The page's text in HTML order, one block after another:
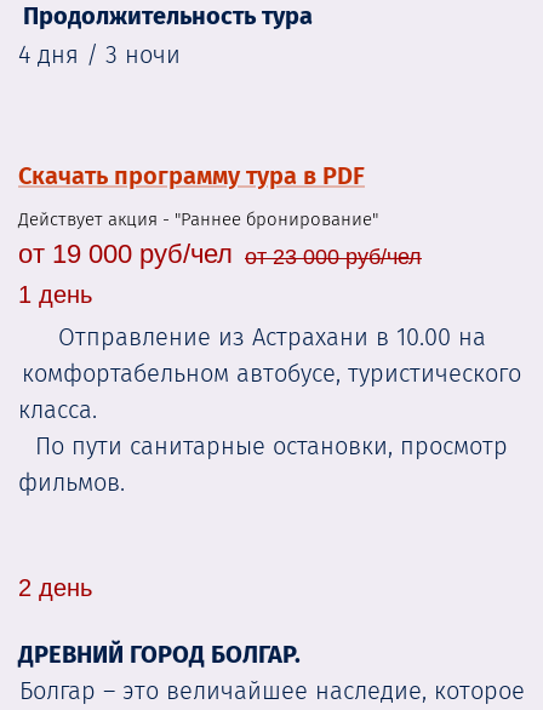
Продолжительность тура
4 дня / 3 ночи
Скачать программу тура в PDF
Действует акция - "Раннее бронирование"
от 19 000 руб/чел от 23 000 руб/чел
1 день
Отправление из Астрахани в 10.00 на
комфортабельном автобусе, туристического
класса.
По пути санитарные остановки, просмотр
фильмов.
2 день
ДРЕВНИЙ ГОРОД БОЛГАР.
Болгар – это величайшее наследие, которое